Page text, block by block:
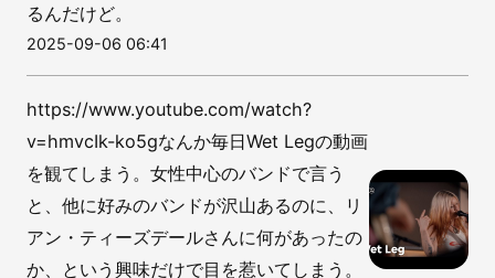
るんだけど。
2025-09-06 06:41
https://www.youtube.com/watch?
v=hmvcIk-ko5gなんか毎日Wet Legの動画
を観てしまう。女性中心のバンドで言う
と、他に好みのバンドが沢山あるのに、リ
アン・ティーズデールさんに何があったの
か、という興味だけで目を惹いてしまう。